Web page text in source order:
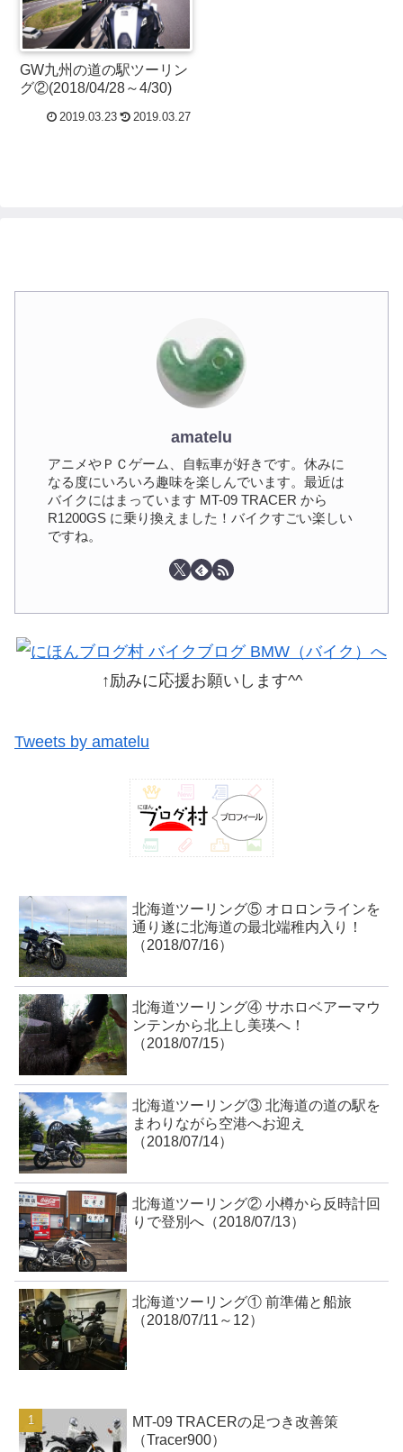
GW九州の道の駅ツーリン
グ②(2018/04/28～4/30)
2019.03.23 2019.03.27
amatelu
アニメやＰＣゲーム、自転車が好きです。休みに
なる度にいろいろ趣味を楽しんでいます。最近は
バイクにはまっています MT-09 TRACER から
R1200GS に乗り換えました！バイクすごい楽しい
ですね。
↑励みに応援お願いします^^
Tweets by amatelu
北海道ツーリング⑤ オロロンラインを
通り遂に北海道の最北端稚内入り！
（2018/07/16）
北海道ツーリング④ サホロベアーマウ
ンテンから北上し美瑛へ！
（2018/07/15）
北海道ツーリング③ 北海道の道の駅を
まわりながら空港へお迎え
（2018/07/14）
北海道ツーリング② 小樽から反時計回
りで登別へ（2018/07/13）
北海道ツーリング① 前準備と船旅
（2018/07/11～12）
MT-09 TRACERの足つき改善策
（Tracer900）